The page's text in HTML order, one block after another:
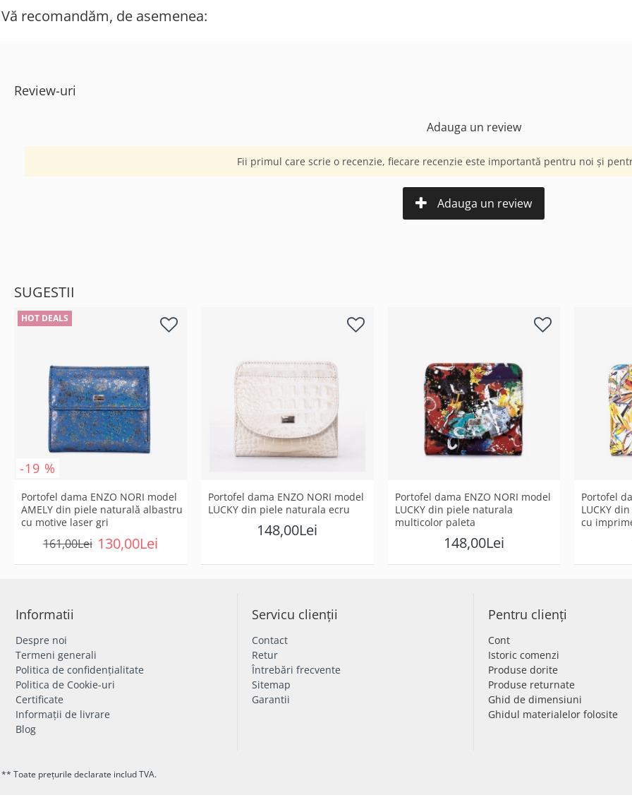
Vă recomandăm, de asemenea:
Review-uri
Adauga un review
Fii primul care scrie o recenzie, fiecare recenzie este importantă pentru noi și
Adauga un review
SUGESTII
HOT DEALS
-19 %
Portofel dama ENZO NORI model
AMELY din piele naturală albastru
cu motive laser gri
130,00Lei
161,00Lei
Portofel dama ENZO NORI model
LUCKY din piele naturala ecru
148,00Lei
Portofel dama ENZO NORI model
LUCKY din piele naturala
multicolor paleta
148,00Lei
Portofel
LUCKY
cu
Informatii
Despre noi
Termeni generali
Politica de confidențialitate
Politica de Cookie-uri
Certificate
Informații de livrare
Blog
Servicu clienții
Contact
Retur
Întrebări frecvente
Sitemap
Garantii
Pentru clienți
Cont
Istoric comenzi
Produse dorite
Produse returnate
Ghid de dimensiuni
Ghidul materialelor folosite
** Toate prețurile declarate includ TVA.